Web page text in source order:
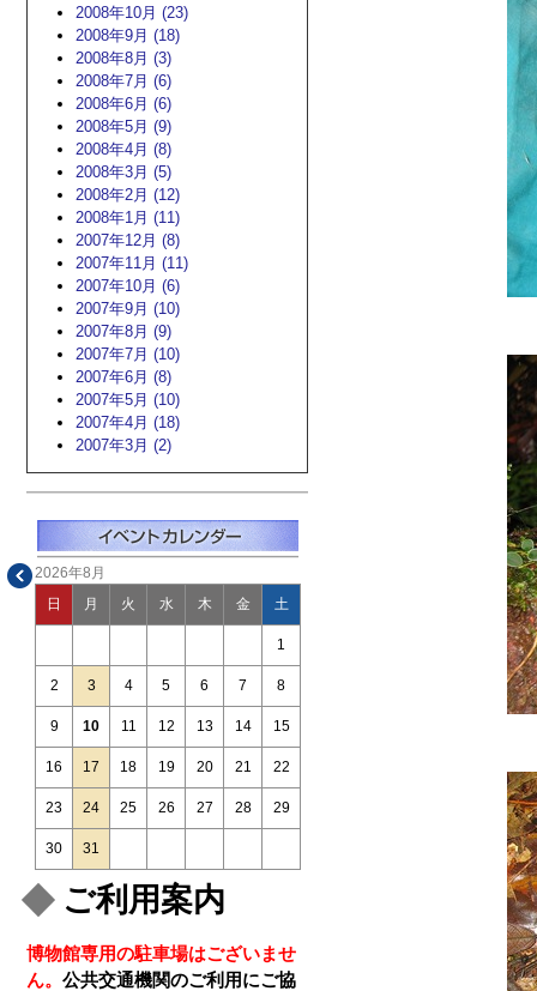
2008年10月 (23)
2008年9月 (18)
2008年8月 (3)
2008年7月 (6)
2008年6月 (6)
2008年5月 (9)
2008年4月 (8)
2008年3月 (5)
2008年2月 (12)
2008年1月 (11)
2007年12月 (8)
2007年11月 (11)
2007年10月 (6)
2007年9月 (10)
2007年8月 (9)
2007年7月 (10)
2007年6月 (8)
2007年5月 (10)
2007年4月 (18)
2007年3月 (2)
2026年8月
日 月 火 水 木 金 土
1
2 3 4 5 6 7 8
9 10 11 12 13 14 15
16 17 18 19 20 21 22
23 24 25 26 27 28 29
30 31
ご利用案内
博物館専用の駐車場はございませ
ん。 公共交通機関のご利用にご協